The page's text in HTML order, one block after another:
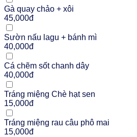
Gà quay chảo + xôi
45,000đ
Sườn nấu lagu + bánh mì
40,000đ
Cá chẽm sốt chanh dây
40,000đ
Tráng miệng Chè hạt sen
15,000đ
Tráng miệng rau câu phô mai
15,000đ